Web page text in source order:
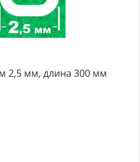
2,5 мм, длина 300 мм